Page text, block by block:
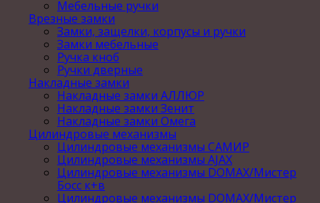
Мебельные ручки
Врезные замки
Замки, защелки, корпусы и ручки
Замки мебельные
Ручка кноб
Ручки дверные
Накладные замки
Накладные замки АЛЛЮР
Накладные замки Зенит
Накладные замки Омега
Цилиндровые механизмы
Цилиндровые механизмы САМИР
Цилиндровые механизмы AJAX
Цилиндровые механизмы DOMAX/Мистер
Босс к+в
Цилиндровые механизмы DOMAX/Мистер